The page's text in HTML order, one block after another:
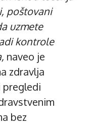
poštovani
uzmete
kontrole
naveo je
zdravlja
pregledi
bez